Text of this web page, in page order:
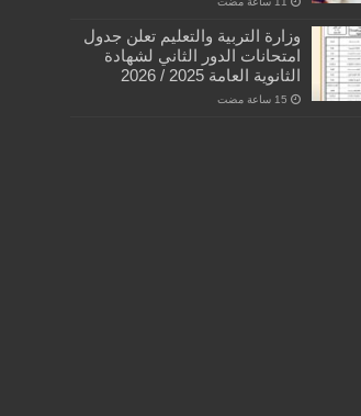
وزارة التربية والتعليم تعلن جدول
امتحانات الدور الثاني لشهادة
الثانوية العامة 2025 / 2026